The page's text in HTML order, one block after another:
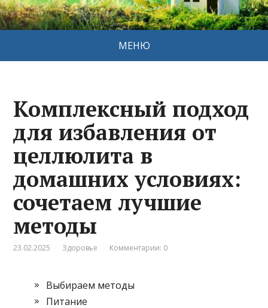
МЕНЮ
Комплексный подход
для избавления от
целлюлита в
домашних условиях:
сочетаем лучшие
методы
23.02.2025 Здоровье Комментарии: 0
Выбираем методы
Питание